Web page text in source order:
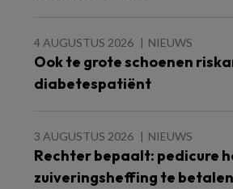
4 AUGUSTUS 2026 NIEUWS
Ook te grote schoenen
diabetespatiënt
3 AUGUSTUS 2026 NIEUWS
Rechter bepaalt: pedicure
zuiveringsheffing te